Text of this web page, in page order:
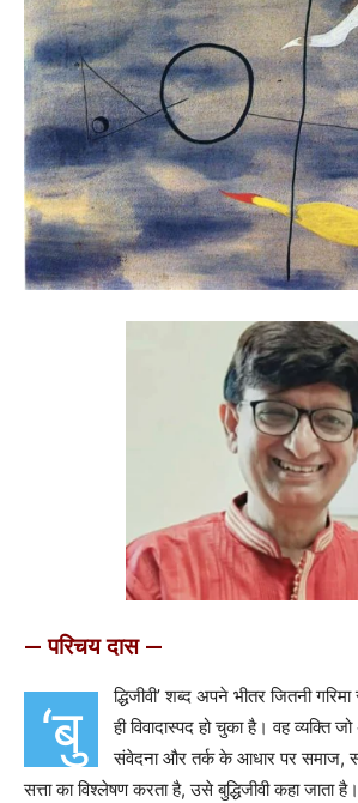
— परिचय दास —
‘बु
द्धिजीवी’ शब्द अपने भीतर जितनी
ही विवादास्पद हो चुका है। वह व्यक्ति
संवेदना और तर्क के आधार पर समाज,
सत्ता का विश्लेषण करता है, उसे बुद्धिजीवी कहा